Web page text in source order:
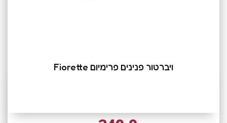
ויברטור פנינים פרימיום Fiorette